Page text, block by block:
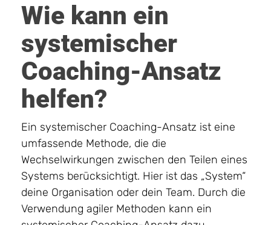
Wie kann ein
systemischer
Coaching-Ansatz
helfen?
Ein systemischer Coaching-Ansatz ist eine
umfassende Methode, die die
Wechselwirkungen zwischen den Teilen eines
Systems berücksichtigt. Hier ist das „System“
deine Organisation oder dein Team. Durch die
Verwendung agiler Methoden kann ein